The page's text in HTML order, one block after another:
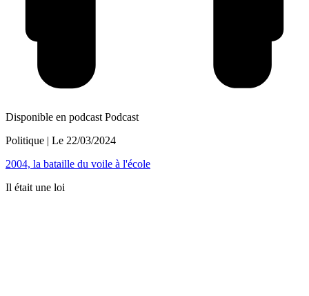
Disponible en podcast Podcast
Politique | Le 22/03/2024
2004, la bataille du voile à l'école
Il était une loi